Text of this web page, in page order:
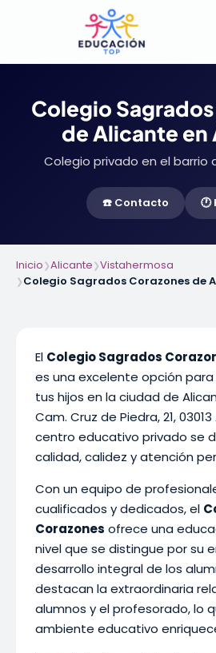
Colegio
de Alicante en
Colegio privado en el barrio
☎️ Contacto 🕐
Inicio❯Alicante❯Vistahermosa
❯Colegio Sagrados Corazones de
El Colegio Sagrados
es una excelente opción
tus hijos en la ciudad de
Cam. Cruz de Piedra, 21,
centro educativo privado se
calidad, calidez y atención
Con un equipo de
cualificados y dedicados, el
Corazones ofrece una
nivel que se distingue por su
desarrollo integral de los
destacan la extraordinaria
alumnos y el profesorado, lo
ambiente educativo